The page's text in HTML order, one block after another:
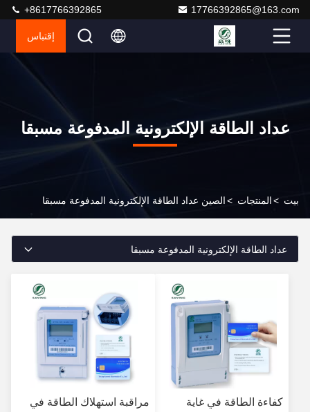
17766392865@163.com
+8617766392865
إقتباس
عداد الطاقة الإلكترونية المدفوعة مسبقا
بيت >المنتجات >الصين عداد الطاقة الإلكترونية المدفوعة مسبقا
عداد الطاقة الإلكترونية المدفوعة مسبقا
كفاءة الطاقة في غاية
مراقبة استهلاك الطاقة في